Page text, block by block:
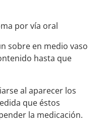
por vía oral
sobre en medio vaso
hasta que
al aparecer los
que éstos
la medicación.